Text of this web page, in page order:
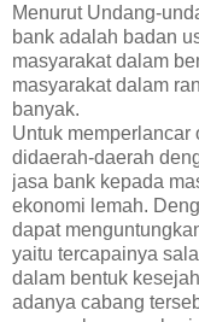
Menurut Undang-
bank adalah badan
masyarakat dalam
masyarakat dalam
banyak.
Untuk memperlancar
didaerah-daerah
jasa bank kepada
ekonomi lemah.
dapat
yaitu tercapainya
dalam bentuk
adanya cabang